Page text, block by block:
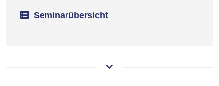
Seminarübersicht